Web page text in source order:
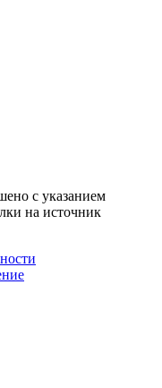
с указанием
на источник